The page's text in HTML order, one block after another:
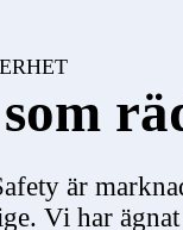
är
Vi har